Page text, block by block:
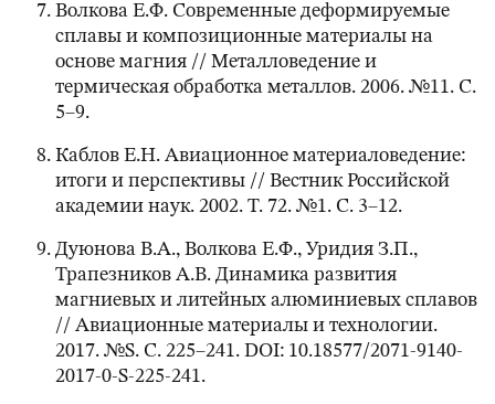
Волкова Е.Ф. Современные деформируемые
сплавы и композиционные материалы на
основе магния // Металловедение и
термическая обработка металлов. 2006. №11. С.
5–9.
Каблов Е.Н. Авиационное материаловедение:
итоги и перспективы // Вестник Российской
академии наук. 2002. Т. 72. №1. С. 3–12.
Дуюнова В.А., Волкова Е.Ф., Уридия З.П.,
Трапезников А.В. Динамика развития
магниевых и литейных алюминиевых сплавов
// Авиационные материалы и технологии.
2017. №S. С. 225–241. DOI: 10.18577/2071-9140-
2017-0-S-225-241.